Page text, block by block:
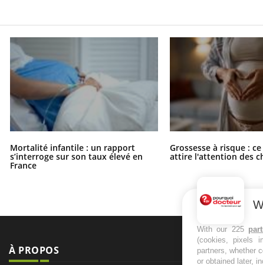
Mortalité infantile : un rapport
s’interroge sur son taux élevé en
France
Grossesse à risque :
attire l'attention des
À PROPOS
With our 225
(cookies, pixels
partners, whether
or obtained later,